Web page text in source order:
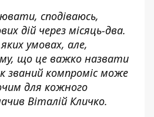
сподіваюсь,
дій через місяць-два.
умовах, але,
що це важко назвати
званий компроміс може
для кожного
Віталій Кличко.